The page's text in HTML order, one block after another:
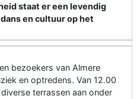
staat er een levendig
en cultuur op het
bezoekers van Almere
en optredens. Van 12.00
terrassen aan onder